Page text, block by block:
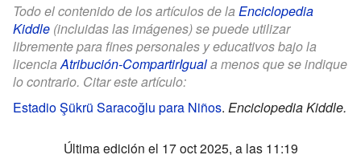
Todo el contenido de los artículos de la Enciclopedia
Kiddle (incluidas las imágenes) se puede utilizar
libremente para fines personales y educativos bajo la
licenciaAtribución-CompartirIguala menos que se indique
lo contrario. Citar este artículo:
Estadio Şükrü Saracoğlu para Niños. Enciclopedia Kiddle.
Última edición el 17 oct 2025, a las 11:19